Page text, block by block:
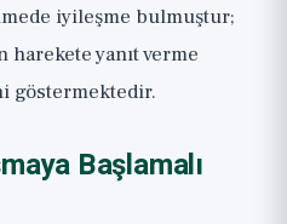
iyileşme bulmuştur;
harekete yanıt verme
göstermektedir.
Başlamalı